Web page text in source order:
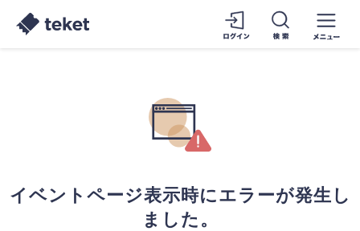
イベントページ表示時にエラーが発生し
ました。